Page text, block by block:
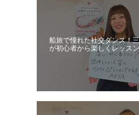
船旅で憧れた社交ダンス！
が初心者から楽しくレッスン